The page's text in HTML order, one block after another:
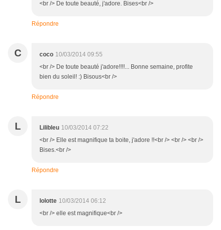
<br /> De toute beauté, j'adore. Bises<br />
Répondre
C coco 10/03/2014 09:55
<br /> De toute beauté j'adore!!!!... Bonne semaine, profite
bien du soleil! :) Bisous<br />
Répondre
L Lilibleu 10/03/2014 07:22
<br /> Elle est magnifique ta boite, j'adore !!<br /> <br /> <br />
Bises.<br />
Répondre
L lolotte 10/03/2014 06:12
<br /> elle est magnifique<br />